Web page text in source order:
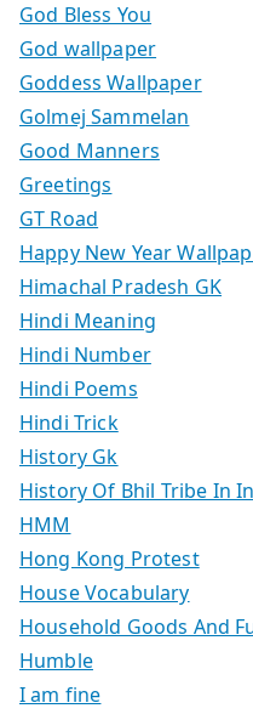
God Bless You
God wallpaper
Goddess Wallpaper
Golmej Sammelan
Good Manners
Greetings
GT Road
Happy New Year
Himachal Pradesh GK
Hindi Meaning
Hindi Number
Hindi Poems
Hindi Trick
History Gk
History Of Bhil Tribe In
HMM
Hong Kong Protest
House Vocabulary
Household Goods And
Humble
I am fine